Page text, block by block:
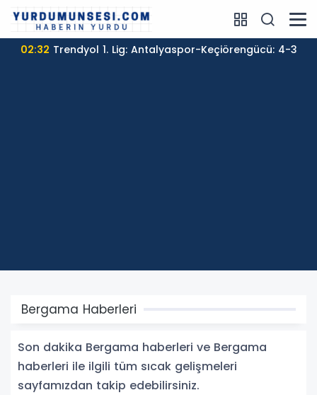
02:32 Trendyol 1. Lig: Antalyaspor-Keçiörengücü: 4-3
Bergama Haberleri
Son dakika Bergama haberleri ve Bergama
haberleri ile ilgili tüm sıcak gelişmeleri
sayfamızdan takip edebilirsiniz.